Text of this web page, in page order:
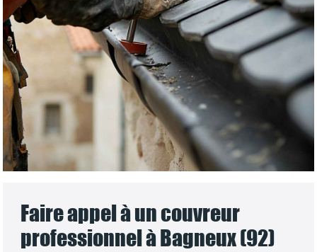
Faire appel à un couvreur
professionnel à Bagneux (92)